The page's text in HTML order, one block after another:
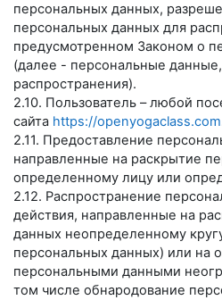
персональных данных,
персональных данных для
предусмотренном Законом о
(далее - персональные
распространения).
2.10. Пользователь – любой
сайта https://openyogaclass.com
2.11. Предоставление
направленные на раскрытие
определенному лицу или
2.12. Распространение
действия, направленные на
данных неопределенному
персональных данных) или на
персональными данными
том числе обнародование